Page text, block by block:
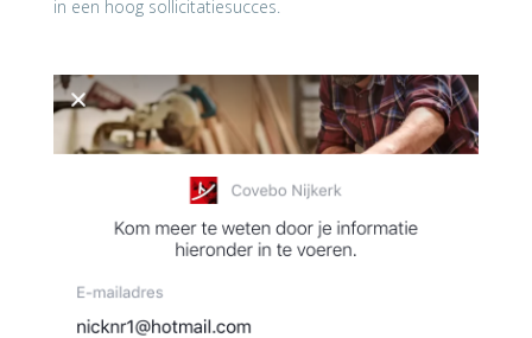
in een hoog sollicitatiesucces.